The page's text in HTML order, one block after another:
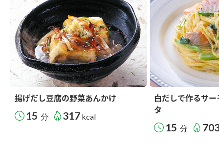
揚げだし豆腐の野菜あんかけ
15 分 317 kcal
白だしで作るサ
タ
15 分